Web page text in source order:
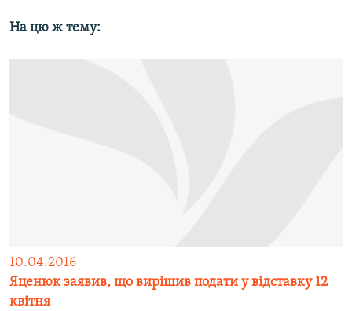
На цю ж тему:
10.04.2016
Яценюк заявив, що вирішив подати у відставку 12
квітня